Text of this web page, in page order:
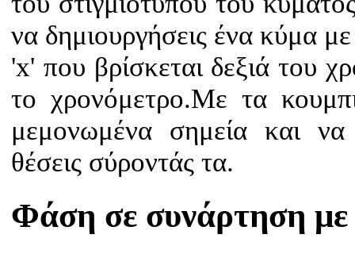
να δημιουργήσεις ένα κύμα
'x' που βρίσκεται δεξιά του
το χρονόμετρο.Με τα
μεμονωμένα σημεία και να
θέσεις σύροντάς τα.
Φάση σε συνάρτηση με